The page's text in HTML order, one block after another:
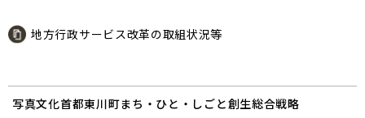
地方行政サービス改革の取組状況等
写真文化首都東川町まち・ひと・しごと創生総合戦略